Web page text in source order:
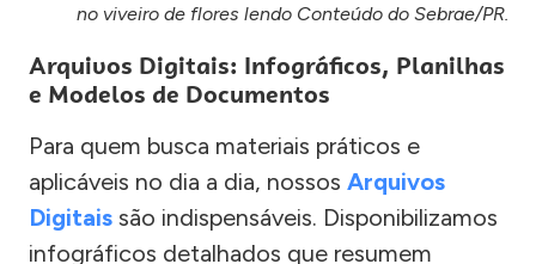
no viveiro de flores lendo Conteúdo do Sebrae/PR.
Arquivos Digitais: Infográficos, Planilhas
e Modelos de Documentos
Para quem busca materiais práticos e
aplicáveis no dia a dia, nossos Arquivos
Digitais são indispensáveis. Disponibilizamos
infográficos detalhados que resumem